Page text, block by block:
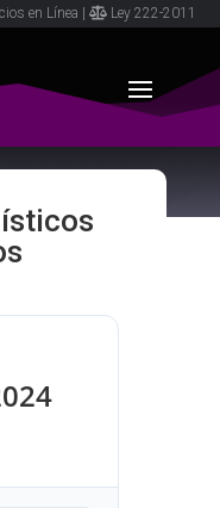
en Línea Ley 222-2011